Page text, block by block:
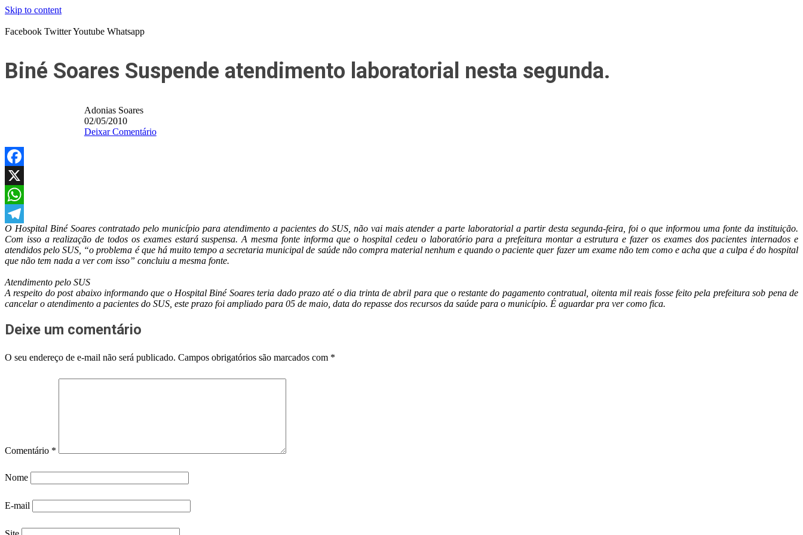
Skip to content
Facebook TwitterYoutube Whatsapp
Biné Soares Suspende atendimento laboratorial nesta segunda.
Adonias Soares
02/05/2010
Deixar Comentário
Facebook
X
WhatsApp
Telegram
O Hospital Biné Soares contratado pelo município para atendimento a pacientes do SUS, não vai mais atender a parte laboratorial a partir desta segunda-feira, foi o que informou uma fonte da instituição.
Com isso a realização de todos os exames estará suspensa. A mesma fonte informa que o hospital cedeu o laboratório para a prefeitura montar a estrutura e fazer os exames dos pacientes internados e
atendidos pelo SUS, “o problema é que há muito tempo a secretaria municipal de saúde não compra material nenhum e quando o paciente quer fazer um exame não tem como e acha que a culpa é do hospital
que não tem nada a ver com isso” concluiu a mesma fonte.
Atendimento pelo SUS
A respeito do post abaixo informando que o Hospital Biné Soares teria dado prazo até o dia trinta de abril para que o restante do pagamento contratual, oitenta mil reais fosse feito pela prefeitura sob pena de
cancelar o atendimento a pacientes do SUS, este prazo foi ampliado para 05 de maio, data do repasse dos recursos da saúde para o município. É aguardar pra ver como fica.
Deixe um comentário
O seu endereço de e-mail não será publicado. Campos obrigatórios são marcados com *
Comentário *
Nome
E-mail